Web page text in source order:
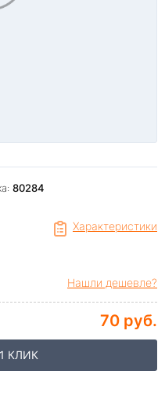
80284
Характеристики
Нашли дешевле?
70 руб.
КЛИК